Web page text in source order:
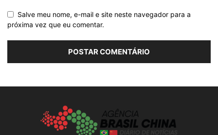
Salve meu nome, e-mail e site neste navegador para a
próxima vez que eu comentar.